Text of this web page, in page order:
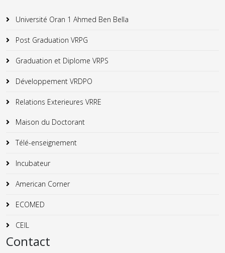
Université Oran 1 Ahmed Ben Bella
Post Graduation VRPG
Graduation et Diplome VRPS
Développement VRDPO
Relations Exterieures VRRE
Maison du Doctorant
Télé-enseignement
Incubateur
American Corner
ECOMED
CEIL
Contact